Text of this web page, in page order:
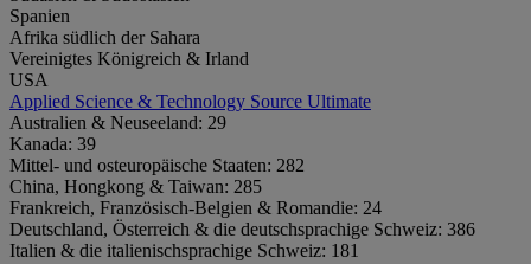
Spanien
Afrika südlich der Sahara
Vereinigtes Königreich & Irland
USA
Applied Science & Technology Source Ultimate
Australien & Neuseeland: 29
Kanada: 39
Mittel- und osteuropäische Staaten: 282
China, Hongkong & Taiwan: 285
Frankreich, Französisch-Belgien & Romandie: 24
Deutschland, Österreich & die deutschsprachige Schweiz: 386
Italien & die italienischsprachige Schweiz: 181